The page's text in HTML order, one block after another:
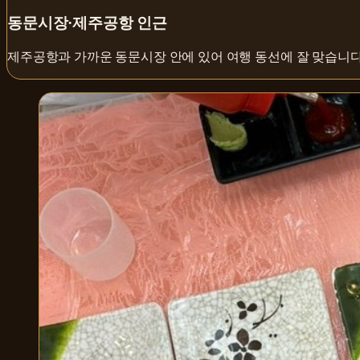
동문시장·제주공항 인근
제주공항과 가까운 동문시장 안에 있어 여행 동선에 잘 맞습니